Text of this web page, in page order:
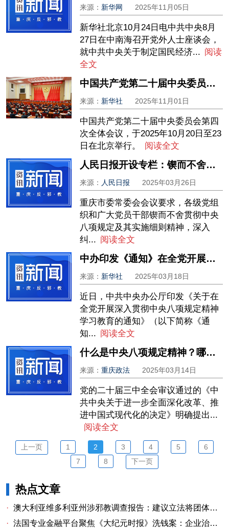
来源： 新华网 2025年11月05日
新华社北京10月24日电中共中央8月
27日在中南海召开党外人士座谈会，
就中共中央关于制定国民经济... 阅读
全文
中国共产党第二十届中央委员会第四次全体会议公报
来源： 新华社 2025年11月01日
中国共产党第二十届中央委员会第四
次全体会议，于2025年10月20日至23
日在北京举行。
阅读全文
人民日报开设专栏：锲而不舍落实中央八项规定精神
来源： 人民日报 2025年03月26日
重庆市委常委会会议要求，各级党组
织和广大党员干部锲而不舍贯彻中央
八项规定及其实施细则精神，深入
纠... 阅读全文
中办印发《通知》在全党开展深入贯彻中央八项规定精神学习教育
来源： 新华社 2025年03月18日
近日，中共中央办公厅印发《关于在
全党开展深入贯彻中央八项规定精神
学习教育的通知》（以下简称《通
知... 阅读全文
什么是中央八项规定精神？哪些行为违规？一图读懂→
来源：重庆政法 2025年03月14日
‍党的二十届三中全会审议通过的《中
共中央关于进一步全面深化改革、推
进中国式现代化的决定》明确提出...
阅读全文
上一页 1 2 3 4 5
6
7
8 下一页
热点文章
· 澳大利亚维多利亚州涉邪教调查报告：建议立法将团体胁迫行为入刑
· 法国专业金融平台聚焦《大纪元时报》洗钱案：企业治理漏洞与监管警示